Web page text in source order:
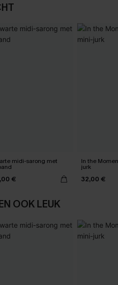
midi-sarong met
€
In the
jurk
32,00 €
OOK LEUK